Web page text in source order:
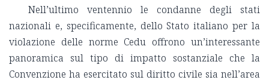
Nell’ultimo ventennio le condanne degli stati
nazionali e, specificamente, dello Stato italiano per la
violazione delle norme Cedu offrono un’interessante
panoramica sul tipo di impatto sostanziale che la
Convenzione ha esercitato sul diritto civile sia nell’area